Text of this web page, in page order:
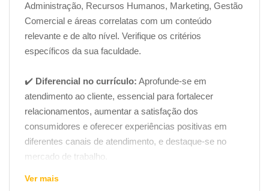
Administração, Recursos Humanos, Marketing, Gestão
Comercial e áreas correlatas com um conteúdo
relevante e de alto nível. Verifique os critérios
específicos da sua faculdade.
✔️ Diferencial no currículo: Aprofunde-se em
atendimento ao cliente, essencial para fortalecer
relacionamentos, aumentar a satisfação dos
consumidores e oferecer experiências positivas em
diferentes canais de atendimento, e destaque-se no
mercado de trabalho.
Ver mais